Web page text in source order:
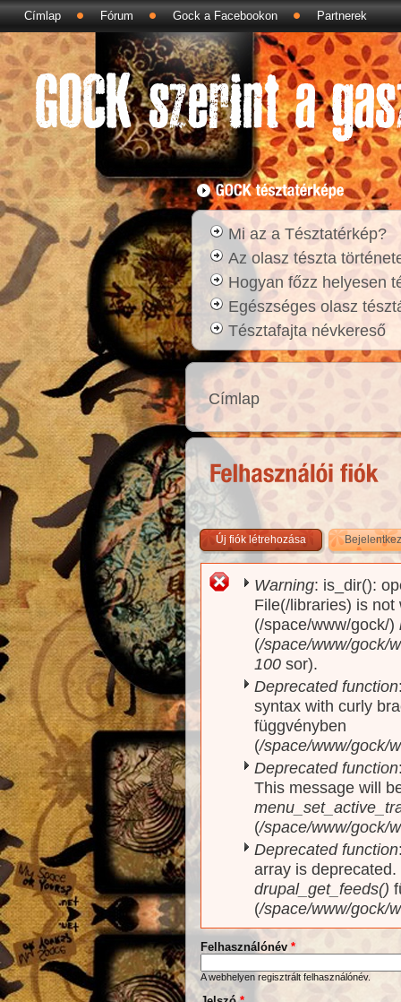
Címlap Fórum Gock a Facebookon Partnerek
Mi az a Tésztatérkép?
Az olasz tészta
Hogyan főzz helyesen
Egészséges olasz
Tésztafajta névkereső
Címlap
Új fiók létrehozása
Hibaüzenet
Warning: is_dir():
File(/libraries) is
(/space/www/gock/)
(/space/www/gock/
100 sor).
Deprecated function
syntax with curly
függvényben
(/space/www/gock/
Deprecated function
This message will
(/space/www/gock/
Deprecated function
array is
drupal_get_feeds()
(/space/www/gock/
Felhasználónév *
A webhelyen regisztrált felhasználónév.